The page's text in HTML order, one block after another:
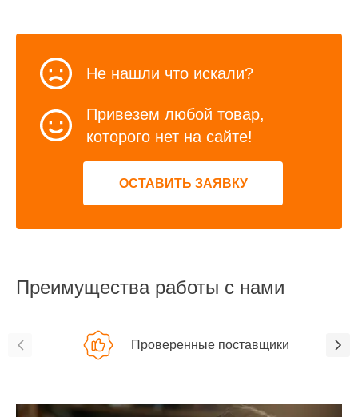
Не нашли что искали?
Привезем любой товар,
которого нет на сайте!
ОСТАВИТЬ ЗАЯВКУ
Преимущества работы с нами
Проверенные поставщики